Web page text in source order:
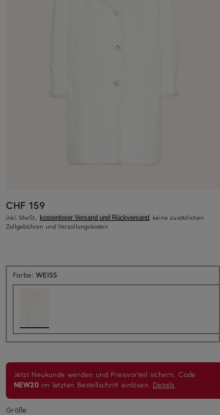
CHF 159
inkl. MwSt., kostenloser Versand und Rückversand, keine zusätzlichen
Zollgebühren und Verzollungskosten
Farbe:WEISS
Jetzt Neukunde werden und Preisvorteil sichern. Code
NEW20 im letzten Bestellschritt einlösen. Details
Größe